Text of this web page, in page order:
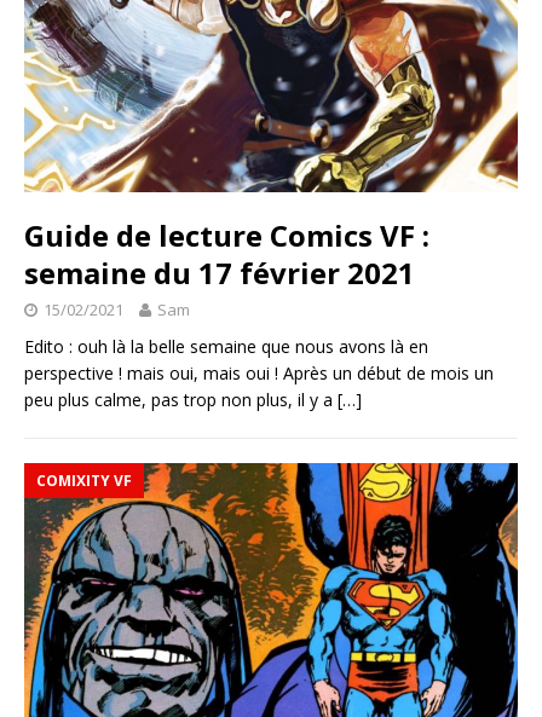
Guide de lecture Comics VF :
semaine du 17 février 2021
15/02/2021 Sam
Edito : ouh là la belle semaine que nous avons là en
perspective ! mais oui, mais oui ! Après un début de mois un
peu plus calme, pas trop non plus, il y a […]
COMIXITY VF